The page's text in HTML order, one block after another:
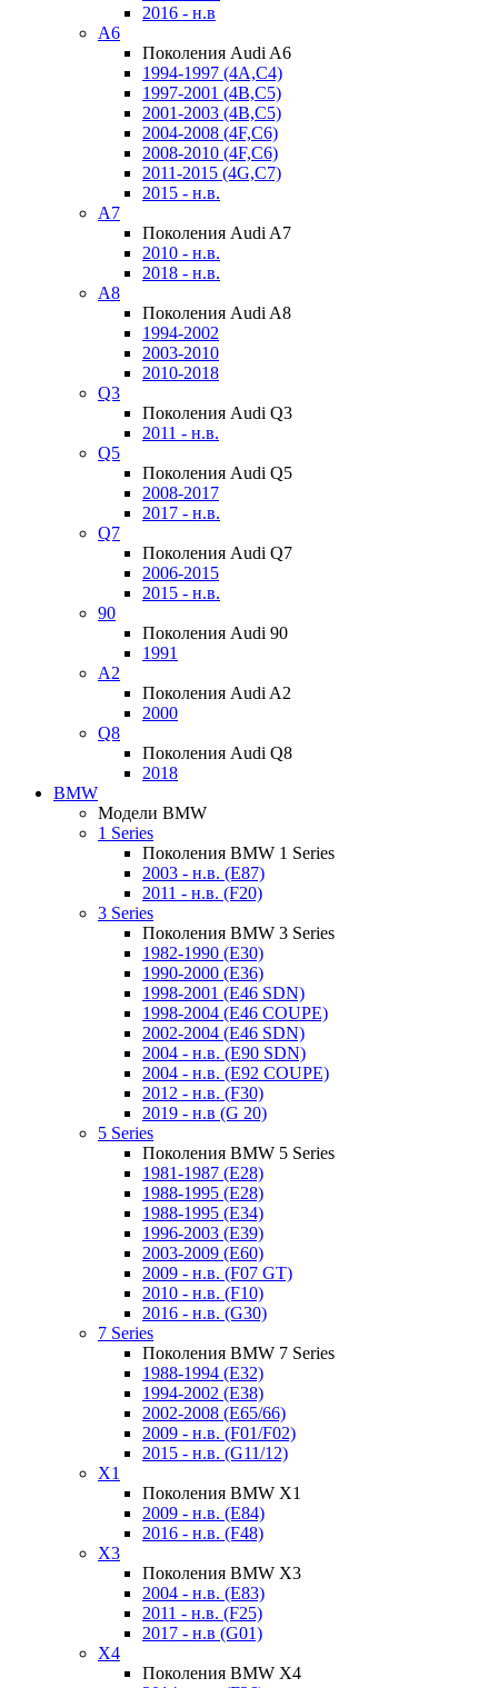
2016 - н.в
A6
Поколения Audi A6
1994-1997 (4A,C4)
1997-2001 (4B,C5)
2001-2003 (4B,C5)
2004-2008 (4F,C6)
2008-2010 (4F,C6)
2011-2015 (4G,C7)
2015 - н.в.
A7
Поколения Audi A7
2010 - н.в.
2018 - н.в.
A8
Поколения Audi A8
1994-2002
2003-2010
2010-2018
Q3
Поколения Audi Q3
2011 - н.в.
Q5
Поколения Audi Q5
2008-2017
2017 - н.в.
Q7
Поколения Audi Q7
2006-2015
2015 - н.в.
90
Поколения Audi 90
1991
A2
Поколения Audi A2
2000
Q8
Поколения Audi Q8
2018
BMW
Модели BMW
1 Series
Поколения BMW 1 Series
2003 - н.в. (E87)
2011 - н.в. (F20)
3 Series
Поколения BMW 3 Series
1982-1990 (E30)
1990-2000 (E36)
1998-2001 (E46 SDN)
1998-2004 (E46 COUPE)
2002-2004 (E46 SDN)
2004 - н.в. (E90 SDN)
2004 - н.в. (E92 COUPE)
2012 - н.в. (F30)
2019 - н.в (G 20)
5 Series
Поколения BMW 5 Series
1981-1987 (E28)
1988-1995 (E28)
1988-1995 (E34)
1996-2003 (E39)
2003-2009 (E60)
2009 - н.в. (F07 GT)
2010 - н.в. (F10)
2016 - н.в. (G30)
7 Series
Поколения BMW 7 Series
1988-1994 (E32)
1994-2002 (E38)
2002-2008 (E65/66)
2009 - н.в. (F01/F02)
2015 - н.в. (G11/12)
X1
Поколения BMW X1
2009 - н.в. (E84)
2016 - н.в. (F48)
X3
Поколения BMW X3
2004 - н.в. (E83)
2011 - н.в. (F25)
2017 - н.в (G01)
X4
Поколения BMW X4